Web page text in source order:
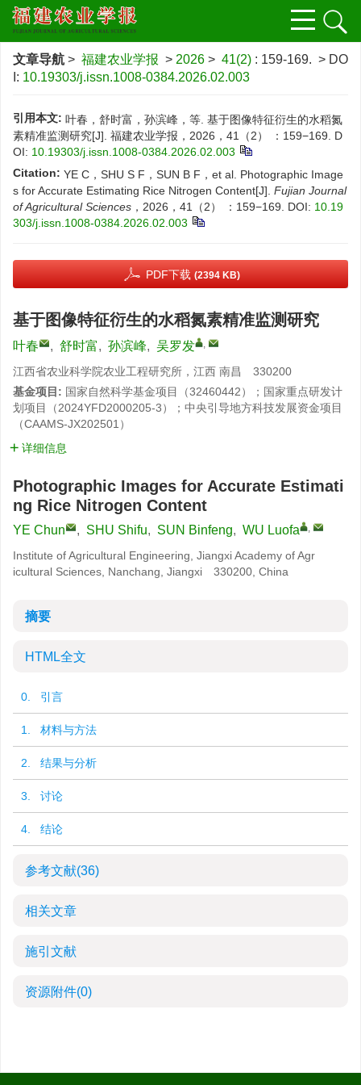
文章导航 > 福建农业学报 > 2026 > 41(2) : 159-169. > DO
I: 10.19303/j.issn.1008-0384.2026.02.003
引用本文: 叶春，舒时富，孙滨峰，等. 基于图像特征衍生的水稻氮
素精准监测研究[J]. 福建农业学报，2026，41（2） ：159−169.
D
OI: 10.19303/j.issn.1008-0384.2026.02.003
Citation: YE C，SHU S F，SUN B F，et al. Photographic Image
s for Accurate Estimating Rice Nitrogen Content[J]. Fujian Journal
of Agricultural Sciences ，2026，41（2） ：159−169. DOI: 10.19
303/j.issn.1008-0384.2026.02.003
PDF下载 (2394 KB)
基于图像特征衍生的水稻氮素精准监测研究
叶春 , 舒时富, 孙滨峰, 吴罗发 ,
江西省农业科学院农业工程研究所，江西 南昌 330200
基金项目: 国家自然科学基金项目（32460442）；国家重点研发计
划项目（2024YFD2000205-3）；中央引导地方科技发展资金项目
（CAAMS-JX202501）
详细信息
Photographic Images for Accurate Estimati
ng Rice Nitrogen Content
YE Chun , SHU Shifu, SUN Binfeng, WU Luofa ,
Institute of Agricultural Engineering, Jiangxi Academy of Agr
icultural Sciences, Nanchang, Jiangxi 330200, China
摘要
HTML全文
0. 引言
1. 材料与方法
2. 结果与分析
3. 讨论
4. 结论
参考文献(36)
相关文章
施引文献
资源附件(0)